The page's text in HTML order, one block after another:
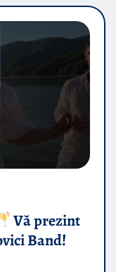
Vă prezint
Band!